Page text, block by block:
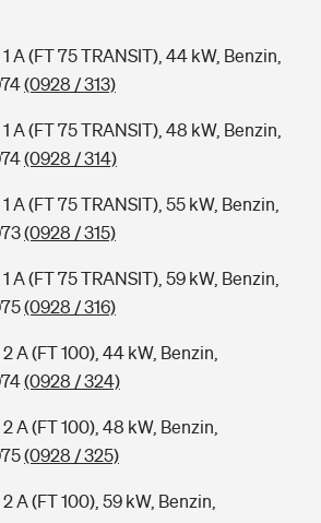
A (FT 75 TRANSIT), 44 kW, Benzin,
(0928 / 313)
A (FT 75 TRANSIT), 48 kW, Benzin,
(0928 / 314)
A (FT 75 TRANSIT), 55 kW, Benzin,
(0928 / 315)
A (FT 75 TRANSIT), 59 kW, Benzin,
(0928 / 316)
A (FT 100), 44 kW, Benzin,
(0928 / 324)
A (FT 100), 48 kW, Benzin,
(0928 / 325)
A (FT 100), 59 kW, Benzin,